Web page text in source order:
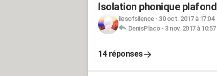
Isolation phonique plafond
liesofsilence- 30 oct. 2017 à 17:04
DenisPlaco- 3 nov. 2017 à 10:57
14 réponses